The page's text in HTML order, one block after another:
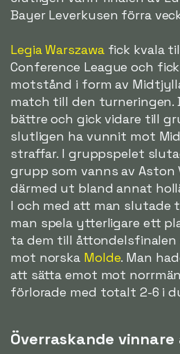
Bayer Leverkusen förra
Legia Warszawafick kvala
Conference League och
motstånd i form av
match till den turneringen.
bättre och gick vidare till
slutligen ha vunnit mot
straffar. I gruppspelet
grupp som vanns av Aston
därmed ut bland annat
I och med att man slutade
man spela ytterligare ett
ta dem till åttondelsfinalen
mot norska Molde. Man
att sätta emot mot
förlorade med totalt 2-6 i
Överraskande vinnare